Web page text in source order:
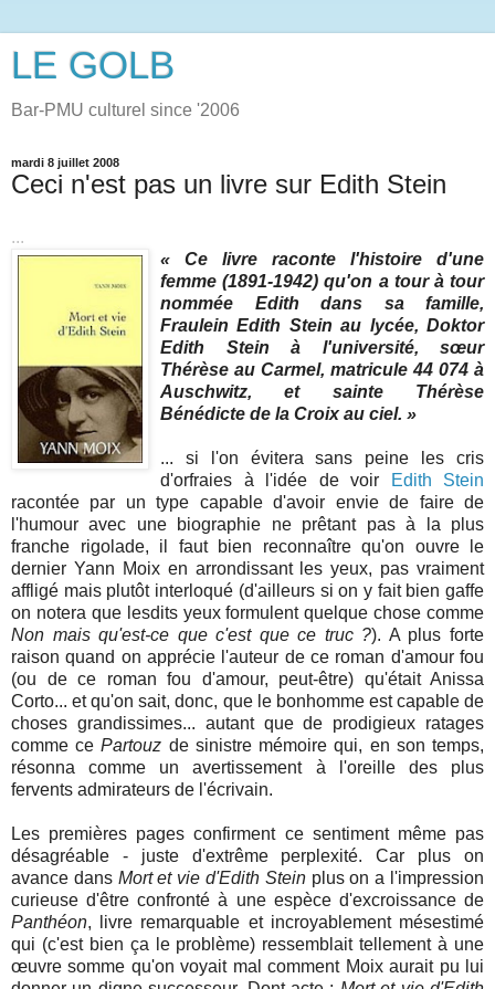
LE GOLB
Bar-PMU culturel since '2006
mardi 8 juillet 2008
Ceci n'est pas un livre sur Edith Stein
...
« Ce livre raconte l'histoire d'une
femme (1891-1942) qu'on a tour à tour
nommée Edith dans sa famille,
Fraulein Edith Stein au lycée, Doktor
Edith Stein à l'université, sœur
Thérèse au Carmel, matricule 44 074 à
Auschwitz, et sainte Thérèse
Bénédicte de la Croix au ciel. »
... si l'on évitera sans peine les cris
d'orfraies à l'idée de voir
Edith Stein
racontée par un type capable d'avoir envie de faire de
l'humour avec une biographie ne prêtant pas à la plus
franche rigolade, il faut bien reconnaître qu'on ouvre le
dernier Yann Moix en arrondissant les yeux, pas vraiment
affligé mais plutôt interloqué (d'ailleurs si on y fait bien gaffe
on notera que lesdits yeux formulent quelque chose comme
Non mais qu'est-ce que c'est que ce truc ?). A plus forte
raison quand on apprécie l'auteur de ce roman d'amour fou
(ou de ce roman fou d'amour, peut-être) qu'était Anissa
Corto... et qu'on sait, donc, que le bonhomme est capable de
choses grandissimes... autant que de prodigieux ratages
comme cePartouz de sinistre mémoire qui, en son temps,
résonna comme un avertissement à l'oreille des plus
fervents admirateurs de l'écrivain.
Les premières pages confirment ce sentiment même pas
désagréable - juste d'extrême perplexité. Car plus on
avance dans Mort et vie d'Edith Steinplus on a l'impression
curieuse d'être confronté à une espèce d'excroissance de
Panthéon, livre remarquable et incroyablement mésestimé
qui (c'est bien ça le problème) ressemblait tellement à une
œuvre somme qu'on voyait mal comment Moix aurait pu lui